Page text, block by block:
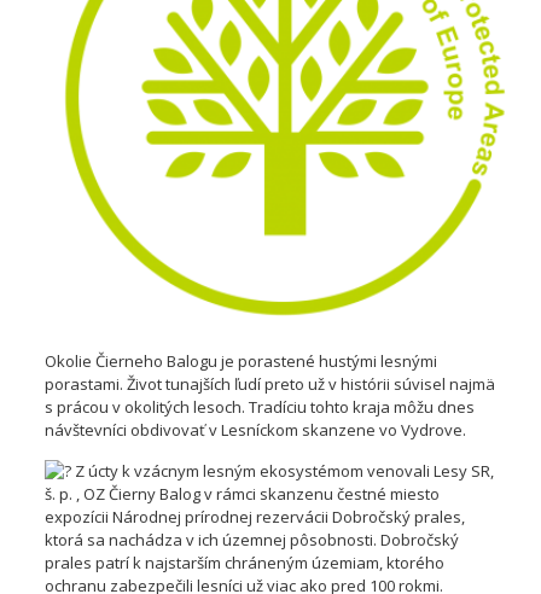
Okolie Čierneho Balogu je porastené hustými lesnými
porastami. Život tunajších ľudí preto už v histórii súvisel najmä
s prácou v okolitých lesoch. Tradíciu tohto kraja môžu dnes
návštevníci obdivovať v Lesníckom skanzene vo Vydrove.
Z úcty k vzácnym lesným ekosystémom venovali Lesy SR,
š. p. , OZ Čierny Balog v rámci skanzenu čestné miesto
expozícii Národnej prírodnej rezervácii Dobročský prales,
ktorá sa nachádza v ich územnej pôsobnosti. Dobročský
prales patrí k najstarším chráneným územiam, ktorého
ochranu zabezpečili lesníci už viac ako pred 100 rokmi.